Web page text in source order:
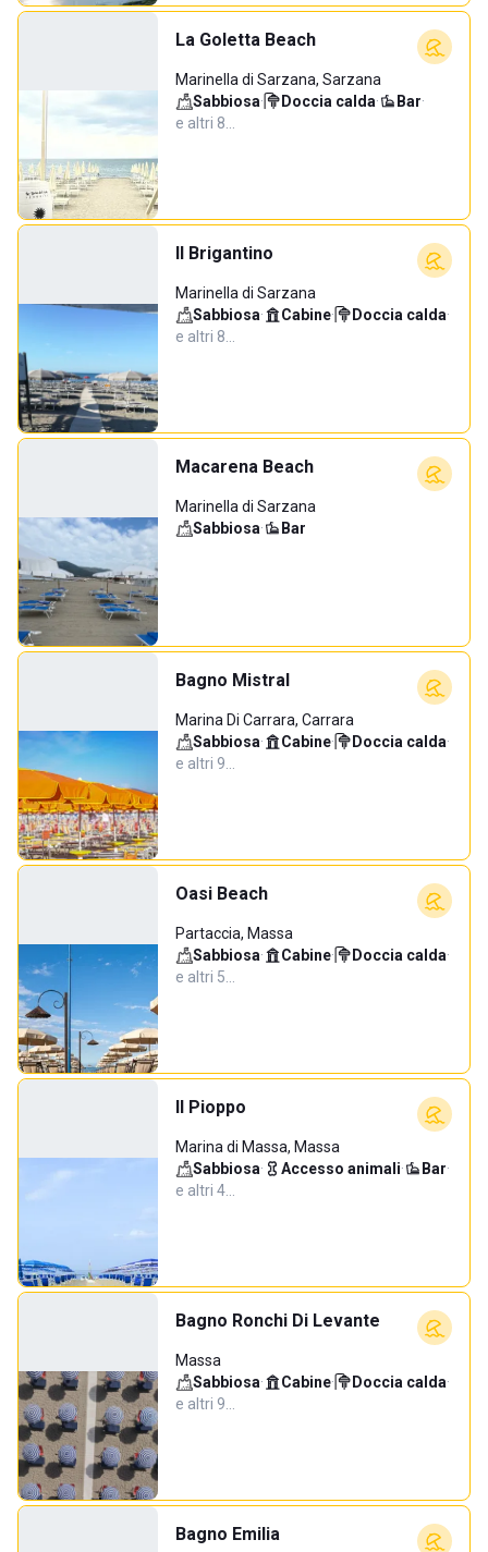
La Goletta Beach
Marinella di Sarzana, Sarzana
Sabbiosa· Doccia calda· Bar·
e altri 8…
Il Brigantino
Marinella di Sarzana
Sabbiosa· Cabine· Doccia calda·
e altri 8…
Macarena Beach
Marinella di Sarzana
Sabbiosa· Bar
Bagno Mistral
Marina Di Carrara, Carrara
Sabbiosa· Cabine· Doccia calda·
e altri 9…
Oasi Beach
Partaccia, Massa
Sabbiosa· Cabine· Doccia calda·
e altri 5…
Il Pioppo
Marina di Massa, Massa
Sabbiosa· Accesso animali· Bar·
e altri 4…
Bagno Ronchi Di Levante
Massa
Sabbiosa· Cabine· Doccia calda·
e altri 9…
Bagno Emilia